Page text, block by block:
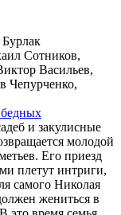
Сотников,
Васильев,
Чепурченко,
и закулисные
молодой
Его приезд
плетут интриги,
самого Николая
жениться в